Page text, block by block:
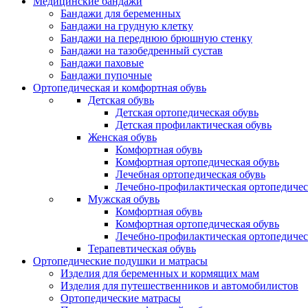
Бандажи для беременных
Бандажи на грудную клетку
Бандажи на переднюю брюшную стенку
Бандажи на тазобедренный сустав
Бандажи паховые
Бандажи пупочные
Ортопедическая и комфортная обувь
Детская обувь
Детская ортопедическая обувь
Детская профилактическая обувь
Женская обувь
Комфортная обувь
Комфортная ортопедическая обувь
Лечебная ортопедическая обувь
Лечебно-профилактическая
Мужская обувь
Комфортная обувь
Комфортная ортопедическая обувь
Лечебно-профилактическая
Терапевтическая обувь
Ортопедические подушки и матрасы
Изделия для беременных и кормящих мам
Изделия для путешественников и автомобилистов
Ортопедические матрасы